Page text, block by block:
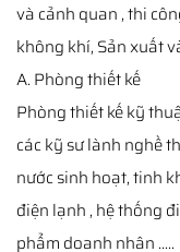
và cảnh quan , thi
không khí, Sản xuất
A. Phòng thiết kế
Phòng thiết kế kỹ
các kỹ sư lành nghề
nước sinh hoạt, tinh
điện lạnh , hệ thống
phẩm doanh nhân .....